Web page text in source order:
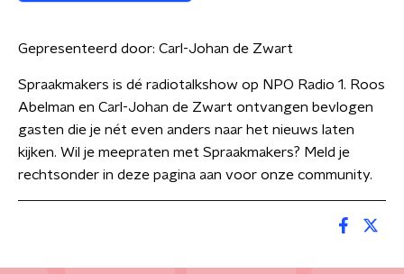
Gepresenteerd door: Carl-Johan de Zwart
Spraakmakers is dé radiotalkshow op NPO Radio 1. Roos
Abelman en Carl-Johan de Zwart ontvangen bevlogen
gasten die je nét even anders naar het nieuws laten
kijken. Wil je meepraten met Spraakmakers? Meld je
rechtsonder in deze pagina aan voor onze community.